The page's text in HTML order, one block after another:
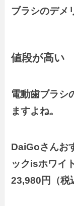
ブラシのデメ
値段が高い
電動歯ブラシ
ますよね。
DaiGoさんお
ックisホワイ
23,980円（税